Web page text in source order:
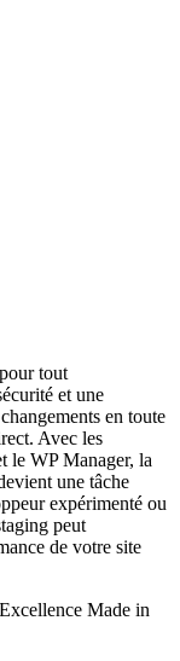
tout
et une
en toute
Avec les
le WP Manager, la
une tâche
expérimenté ou
peut
de votre site
Made in